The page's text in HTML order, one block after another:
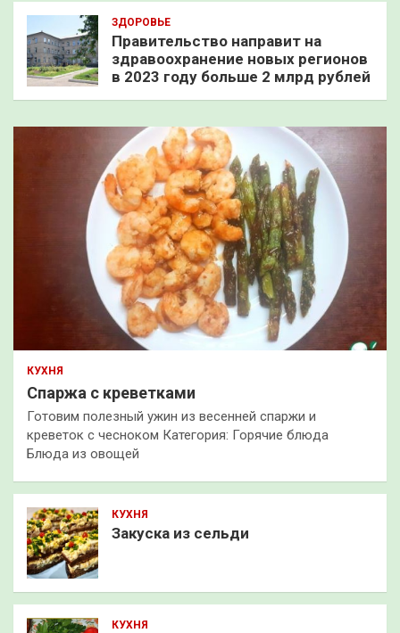
ЗДОРОВЬЕ
Правительство направит на
здравоохранение новых регионов
в 2023 году больше 2 млрд рублей
КУХНЯ
Спаржа с креветками
Готовим полезный ужин из весенней спаржи и
креветок с чесноком Категория: Горячие блюда
Блюда из овощей
КУХНЯ
Закуска из сельди
КУХНЯ